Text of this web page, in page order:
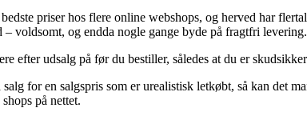
priser hos flere online webshops, og herved har
voldsomt, og endda nogle gange byde på fragtfri levering.
efter udsalg på før du bestiller, således at du er
for en salgspris som er urealistisk letkøbt, så kan det
på nettet.